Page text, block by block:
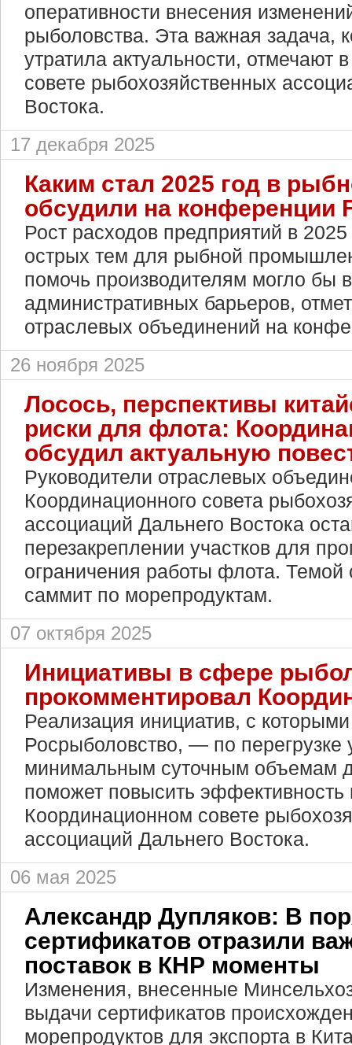
оперативности внесения
рыболовства. Эта важная задача,
утратила актуальности, отмечают
совете рыбохозяйственных
Востока.
17 декабря 2025
Каким стал 2025 год в
обсудили на конференции
Рост расходов предприятий в 2025
острых тем для рыбной
помочь производителям могло бы
административных барьеров,
отраслевых объединений на
26 ноября 2025
Лосось, перспективы
риски для флота:
обсудил актуальную
Руководители отраслевых
Координационного совета
ассоциаций Дальнего Востока
перезакреплении участков для
ограничения работы флота. Темой
саммит по морепродуктам.
07 октября 2025
Инициативы в сфере
прокомментировал
Реализация инициатив, с
Росрыболовство, — по перегрузке
минимальным суточным объемам
поможет повысить
Координационном совете
ассоциаций Дальнего Востока.
06 мая 2025
Александр Дупляков: В
сертификатов отразили
поставок в КНР моменты
Изменения, внесенные
выдачи сертификатов
морепродуктов для экспорта в